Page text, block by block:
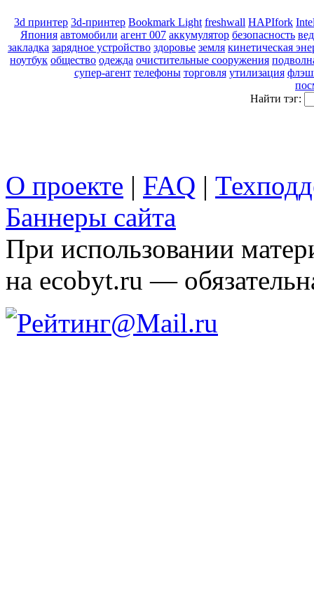
3d принтер 3d-принтер Bookmark Light freshwall HAPIfork
Япония автомобили агент 007 аккумулятор безопасность
закладка зарядное устройство здоровье земля кинетическая
ноутбук общество одежда очистительные сооружения
супер-агент телефоны торговля утилизация
Найти тэг:
О проекте | FAQ |
Баннеры сайта
При использовании
на ecobyt.ru —